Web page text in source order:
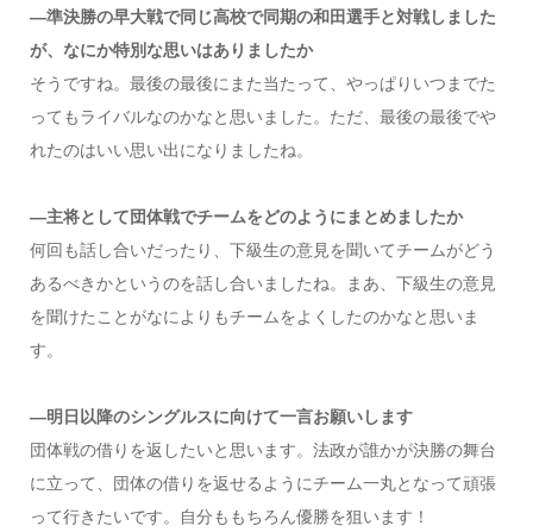
―準決勝の早大戦で同じ高校で同期の和田選手と対戦しました
が、なにか特別な思いはありましたか
そうですね。最後の最後にまた当たって、やっぱりいつまでた
ってもライバルなのかなと思いました。ただ、最後の最後でや
れたのはいい思い出になりましたね。
―主将として団体戦でチームをどのようにまとめましたか
何回も話し合いだったり、下級生の意見を聞いてチームがどう
あるべきかというのを話し合いましたね。まあ、下級生の意見
を聞けたことがなによりもチームをよくしたのかなと思いま
す。
―明日以降のシングルスに向けて一言お願いします
団体戦の借りを返したいと思います。法政が誰かが決勝の舞台
に立って、団体の借りを返せるようにチーム一丸となって頑張
って行きたいです。自分ももちろん優勝を狙います！